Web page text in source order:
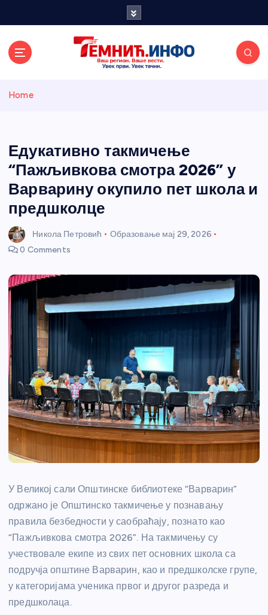
и портал
Home
Едукативно такмичење
“Пажљивкова смотра 2026” у
Варварину окупило пет школа и
предшколце
Никола Петровић Образовање мај 29, 2026
0 Comments
У Великој сали Општинске библиотеке “Варварин”
одржано је Општинско такмичење у познавању
правила безбедности у саобраћају, познато као
“Пажљивкова смотра 2026”. На такмичењу су
учествовале екипе из свих пет основних школа са
подручја општине Варварин, као и предшколске групе,
у категоријама ученика првог и другог разреда и
предшколаца.